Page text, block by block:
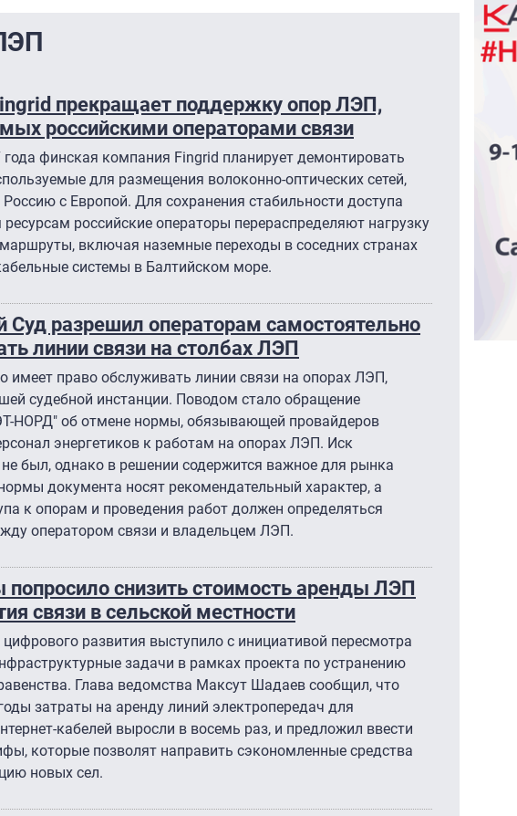
прекращает поддержку опор ЛЭП,
российскими операторами связи
года финская компания Fingrid планирует демонтировать
для размещения волоконно-оптических сетей,
с Европой. Для сохранения стабильности доступа
российские операторы перераспределяют нагрузку
включая наземные переходы в соседних странах
системы в Балтийском море.
Суд разрешил операторам самостоятельно
линии связи на столбах ЛЭП
имеет право обслуживать линии связи на опорах ЛЭП,
судебной инстанции. Поводом стало обращение
НОРД" об отмене нормы, обязывающей провайдеров
энергетиков к работам на опорах ЛЭП. Иск
был, однако в решении содержится важное для рынка
документа носят рекомендательный характер, а
к опорам и проведения работ должен определяться
оператором связи и владельцем ЛЭП.
снизить стоимость аренды ЛЭП
связи в сельской местности
развития выступило с инициативой пересмотра
задачи в рамках проекта по устранению
Глава ведомства Максут Шадаев сообщил, что
затраты на аренду линий электропередач для
кабелей выросли в восемь раз, и предложил ввести
которые позволят направить сэкономленные средства
новых сел.